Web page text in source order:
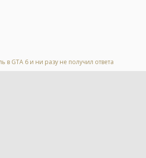
в GTA 6 и ни разу не получил ответа